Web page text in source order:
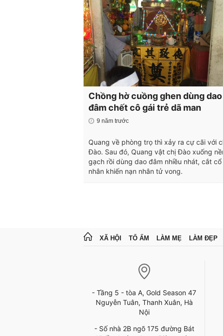
Chồng hờ cuồng ghen dùng dao
đâm chết cô gái trẻ dã man
9 năm trước
Quang về phòng trọ thì xảy ra cự cãi với
Đào. Sau đó, Quang vật chị Đào xuống
gạch rồi dùng dao đâm nhiều nhát, cắt cổ
nhân khiến nạn nhân tử vong.
XÃ HỘI TỔ ẤM LÀM MẸ LÀM ĐẸP
- Tầng 5 - tòa A, Gold Season 47
Nguyễn Tuân, Thanh Xuân, Hà
Nội
- Số nhà 2B ngõ 175 đường Bát